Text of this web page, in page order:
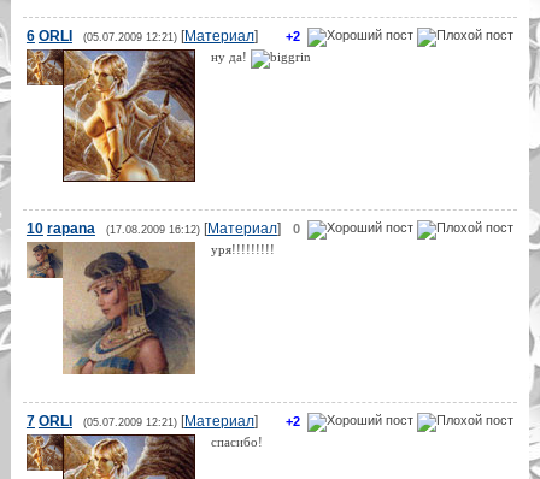
+2
6 ORLI (05.07.2009 12:21)[Материал]
ну да!
0
10 rapana (17.08.2009 16:12)[Материал]
уря!!!!!!!!!
+2
7 ORLI (05.07.2009 12:21)[Материал]
спасибо!